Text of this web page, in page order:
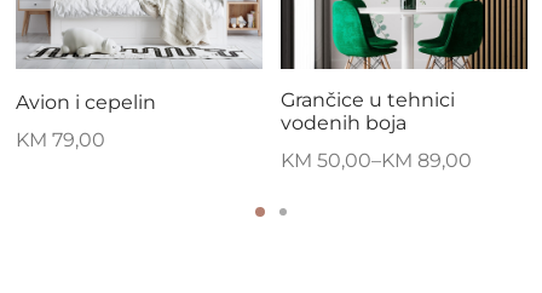
Avion i cepelin
KM 79,00
Grančice u tehnici
vodenih boja
KM 50,00–KM 89,00